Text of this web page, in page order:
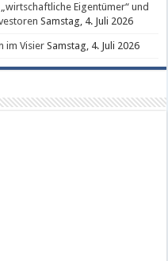
Eigentümer“ und
Samstag, 4. Juli 2026
im Visier Samstag, 4. Juli 2026